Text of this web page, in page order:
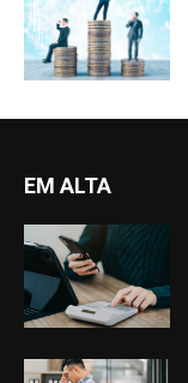
EM ALTA